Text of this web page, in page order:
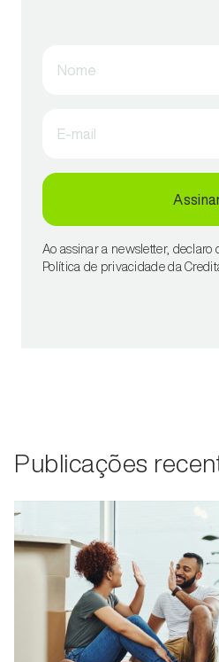
Nome
E-mail
Ao assinar a newsletter, declaro
Política de privacidade da
Publicações